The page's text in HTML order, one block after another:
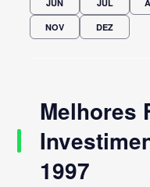
JUN JUL
NOV DEZ
Melhores
1997